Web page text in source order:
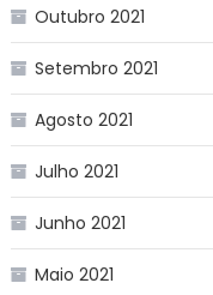
Outubro 2021
Setembro 2021
Agosto 2021
Julho 2021
Junho 2021
Maio 2021